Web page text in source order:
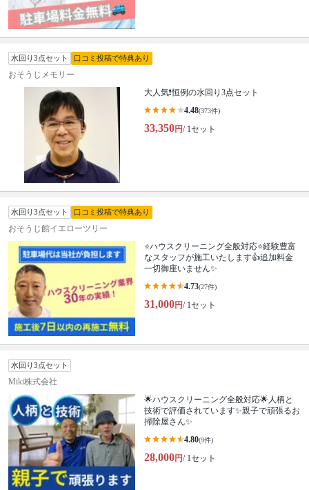
水回り3点セット 口コミ投稿で特典あり
おそうじメモリー
大人気❗️恒例の水回り3点セット
4.48(373件)
33,350円/ 1セット
水回り3点セット 口コミ投稿で特典あり
おそうじ館イエローツリー
⭐ハウスクリーニング全般対応⭐経験豊富
なスタッフが施工いたします👍追加料金
一切御座いません✨
4.73(27件)
31,000円/ 1セット
水回り3点セット
Miki株式会社
🌟ハウスクリーニング全般対応🌟人柄と
技術で評価されています✨親子で頑張るお
掃除屋さん✨
4.80(9件)
28,000円/ 1セット